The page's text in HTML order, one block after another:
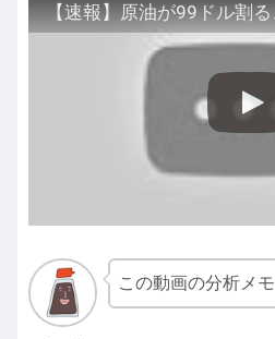
【速報】原油が99ドル割
この動画の分析メモ